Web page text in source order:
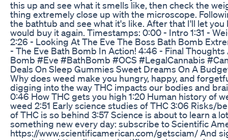
this up and see what it smells like, then check the
thing extremely close up with the microscope.
the bathtub and see what it's like. After that I'll let
would buy it again. Timestamps: 0:00 - Intro 1:31 -
2:26 - Looking At The Eve The Boss Bath Bomb
- The Eve Bath Bomb In Action! 4:46 - Final
Bomb #Eve #BathBomb #OCS #LegalCannabis
Deals On Sleep Gummies Sweet Dreams On A
Why does weed make you hungry, happy, and
digging into the way THC impacts our bodies and
0:46 How THC gets you high 1:20 Human history of
weed 2:51 Early science studies of THC 3:06 Risks/
of THC is so behind 3:57 Science is about to learn a
something new every day: subscribe to Scientific
https://www.scientificamerican.com/getsciam/ And